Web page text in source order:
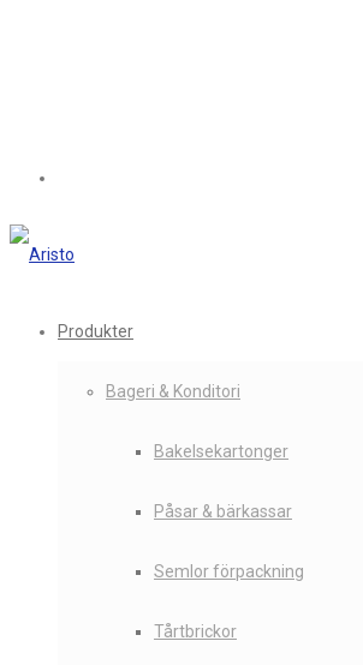
Produkter
Bageri & Konditori
Bakelsekartonger
Påsar & bärkassar
Semlor förpackning
Tårtbrickor